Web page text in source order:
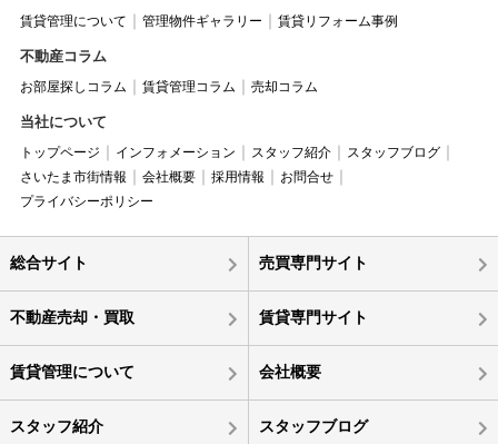
賃貸管理について 管理物件ギャラリー 賃貸リフォーム事例
不動産コラム
お部屋探しコラム 賃貸管理コラム 売却コラム
当社について
トップページ インフォメーション スタッフ紹介
スタッフブログ
さいたま市街情報
会社概要 採用情報
お問合せ
プライバシーポリシー
総合サイト 売買専門サイト
不動産売却・買取 賃貸専門サイト
賃貸管理について 会社概要
スタッフ紹介 スタッフブログ